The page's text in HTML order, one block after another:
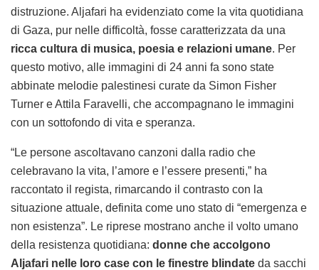
distruzione. Aljafari ha evidenziato come la vita quotidiana
di Gaza, pur nelle difficoltà, fosse caratterizzata da una
ricca cultura di musica, poesia e relazioni umane. Per
questo motivo, alle immagini di 24 anni fa sono state
abbinate melodie palestinesi curate da Simon Fisher
Turner e Attila Faravelli, che accompagnano le immagini
con un sottofondo di vita e speranza.
“Le persone ascoltavano canzoni dalla radio che
celebravano la vita, l’amore e l’essere presenti,” ha
raccontato il regista, rimarcando il contrasto con la
situazione attuale, definita come uno stato di “emergenza e
non esistenza”. Le riprese mostrano anche il volto umano
della resistenza quotidiana: donne che accolgono
Aljafari nelle loro case con le finestre blindate da sacchi